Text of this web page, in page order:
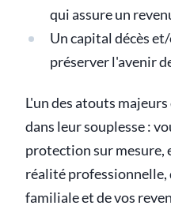
qui assure un
Un capital décès
préserver l'avenir
L'un des atouts
dans leur souplesse :
protection sur mesure,
réalité
familiale et de vos